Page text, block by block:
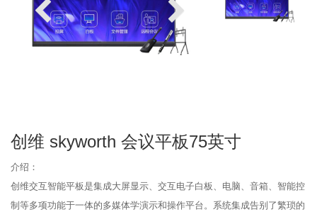
创维 skyworth 会议平板75英寸
介绍：
创维交互智能平板是集成大屏显示、交互电子白板、电脑、音箱、智能控
制等多项功能于一体的多媒体学演示和操作平台。系统集成告别了繁琐的